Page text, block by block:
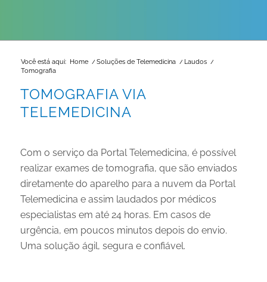
Você está aqui: Home / Soluções de Telemedicina / Laudos /
Tomografia
TOMOGRAFIA VIA
TELEMEDICINA
Com o serviço da Portal Telemedicina, é possível
realizar exames de tomografia, que são enviados
diretamente do aparelho para a nuvem da Portal
Telemedicina e assim laudados por médicos
especialistas em até 24 horas. Em casos de
urgência, em poucos minutos depois do envio.
Uma solução ágil, segura e confiável.